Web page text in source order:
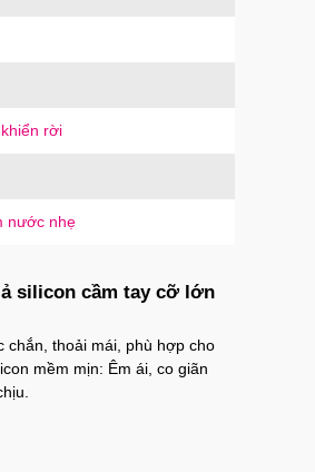
Space trong
trong suốt
rời
nước nhẹ
silicon cầm tay cỡ lớn
chắn, thoải mái, phù hợp cho
mềm mịn: Êm ái, co giãn